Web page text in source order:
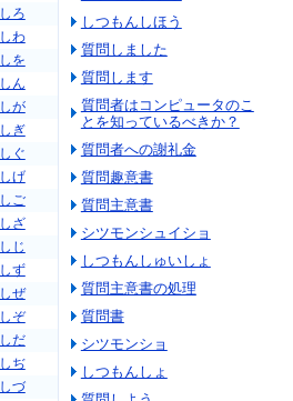
しろ
しわ
しを
しん
しが
しぎ
しぐ
しげ
しご
しざ
しじ
しず
しぜ
しぞ
しだ
しぢ
しづ
しつもんしほう
質問しました
質問します
質問者はコンピュータのこ
とを知っているべきか？
質問者への謝礼金
質問趣意書
質問主意書
シツモンシュイショ
しつもんしゅいしょ
質問主意書の処理
質問書
シツモンショ
しつもんしょ